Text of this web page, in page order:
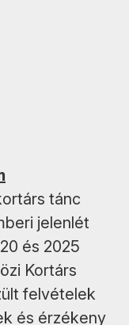
tánc
jelenlét
és 2025
Kortárs
felvételek
és érzékeny